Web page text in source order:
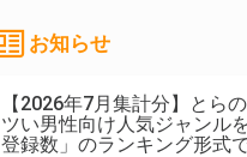
お知らせ
【2026年7月集計分】とら
ツい男性向け人気ジャンル
登録数」のランキング形式